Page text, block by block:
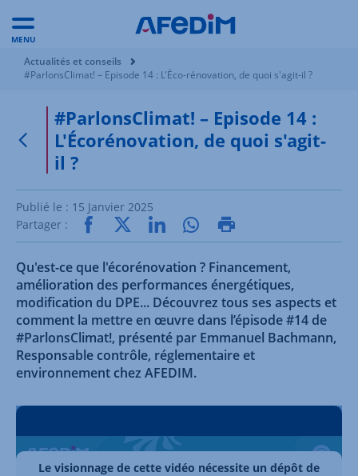
MENU
Vous êtes ici:
Actualités et conseils
#ParlonsClimat! – Episode 14 : L'Éco-rénovation, de quoi s'agit-il ?
Retour à la page précédente
#ParlonsClimat! – Episode 14 :
L'Écorénovation, de quoi s'agit-
il ?
Publié le : 15 Janvier 2025
Partager :
Qu'est-ce que l'écorénovation ? Financement,
amélioration des performances énergétiques,
modification du DPE... Découvrez tous ses aspects et
comment la mettre en œuvre dans l’épisode #14 de
#ParlonsClimat!, présenté par Emmanuel Bachmann,
Responsable contrôle, réglementaire et
environnement chez AFEDIM.
Le visionnage de cette vidéo nécessite un dépôt de